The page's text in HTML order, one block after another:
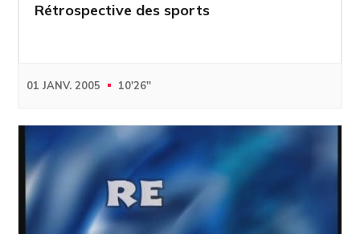
Rétrospective des sports
01 JANV. 2005 10'26''